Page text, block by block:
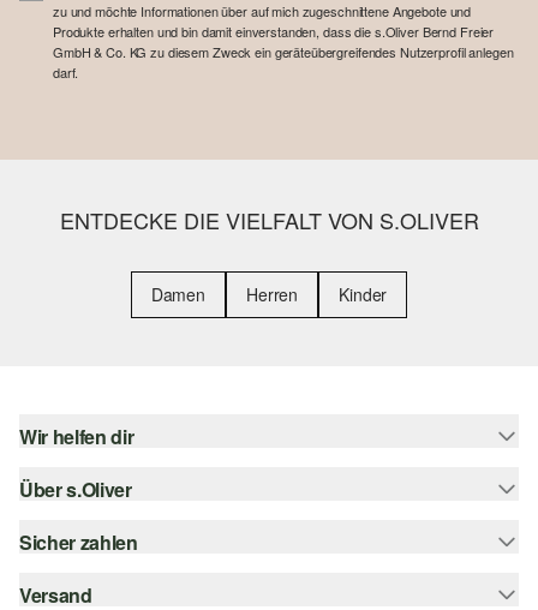
zu und möchte Informationen über auf mich zugeschnittene Angebote und
Produkte erhalten und bin damit einverstanden, dass die s.Oliver Bernd Freier
GmbH & Co. KG zu diesem Zweck ein geräteübergreifendes Nutzerprofil anlegen
darf.
ENTDECKE DIE VIELFALT VON S.OLIVER
Damen Herren Kinder
Wir helfen dir
Hilfe & FAQ
Größenberatung
Über s.Oliver
s.Oliver Magazin
Whatsapp
Sicher zahlen
Rechnung
Versand